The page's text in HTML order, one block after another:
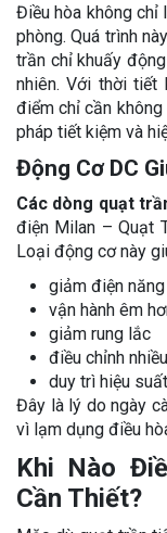
Điều hòa không chỉ
phòng. Quá trình
trần chỉ khuấy
nhiên. Với thời tiết
điểm chỉ cần
pháp tiết kiệm và
Động Cơ DC
Các dòng quạt
điện Milan – Quạt
Loại động cơ này
giảm điện
vận hành êm
giảm rung lắc
điều chỉnh
duy trì hiệu
Đây là lý do ngày
vì lạm dụng điều
Khi Nào
Cần Thiết?